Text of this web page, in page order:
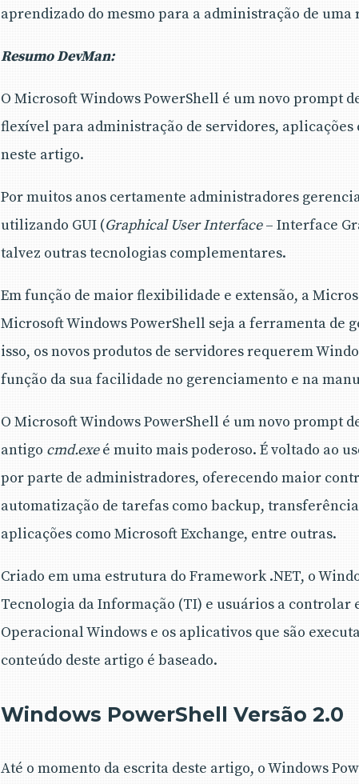
aprendizado do mesmo para a administração de
Resumo DevMan:
O Microsoft Windows PowerShell é um novo prompt
flexível para administração de servidores, aplicações
neste artigo.
Por muitos anos certamente administradores
utilizando GUI (Graphical User Interface– Interface
talvez outras tecnologias complementares.
Em função de maior flexibilidade e extensão, a
Microsoft Windows PowerShell seja a ferramenta de
isso, os novos produtos de servidores requerem
função da sua facilidade no gerenciamento e na
O Microsoft Windows PowerShell é um novo prompt
antigo cmd.exeé muito mais poderoso. É voltado ao
por parte de administradores, oferecendo maior
automatização de tarefas como backup,
aplicações como Microsoft Exchange, entre outras.
Criado em uma estrutura do Framework .NET, o
Tecnologia da Informação (TI) e usuários a controlar
Operacional Windows e os aplicativos que são
conteúdo deste artigo é baseado.
Windows PowerShell Versão 2.0
Até o momento da escrita deste artigo, o Windows